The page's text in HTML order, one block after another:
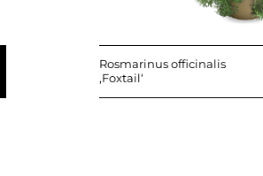
Rosmarinus officinalis
‚Foxtail‘